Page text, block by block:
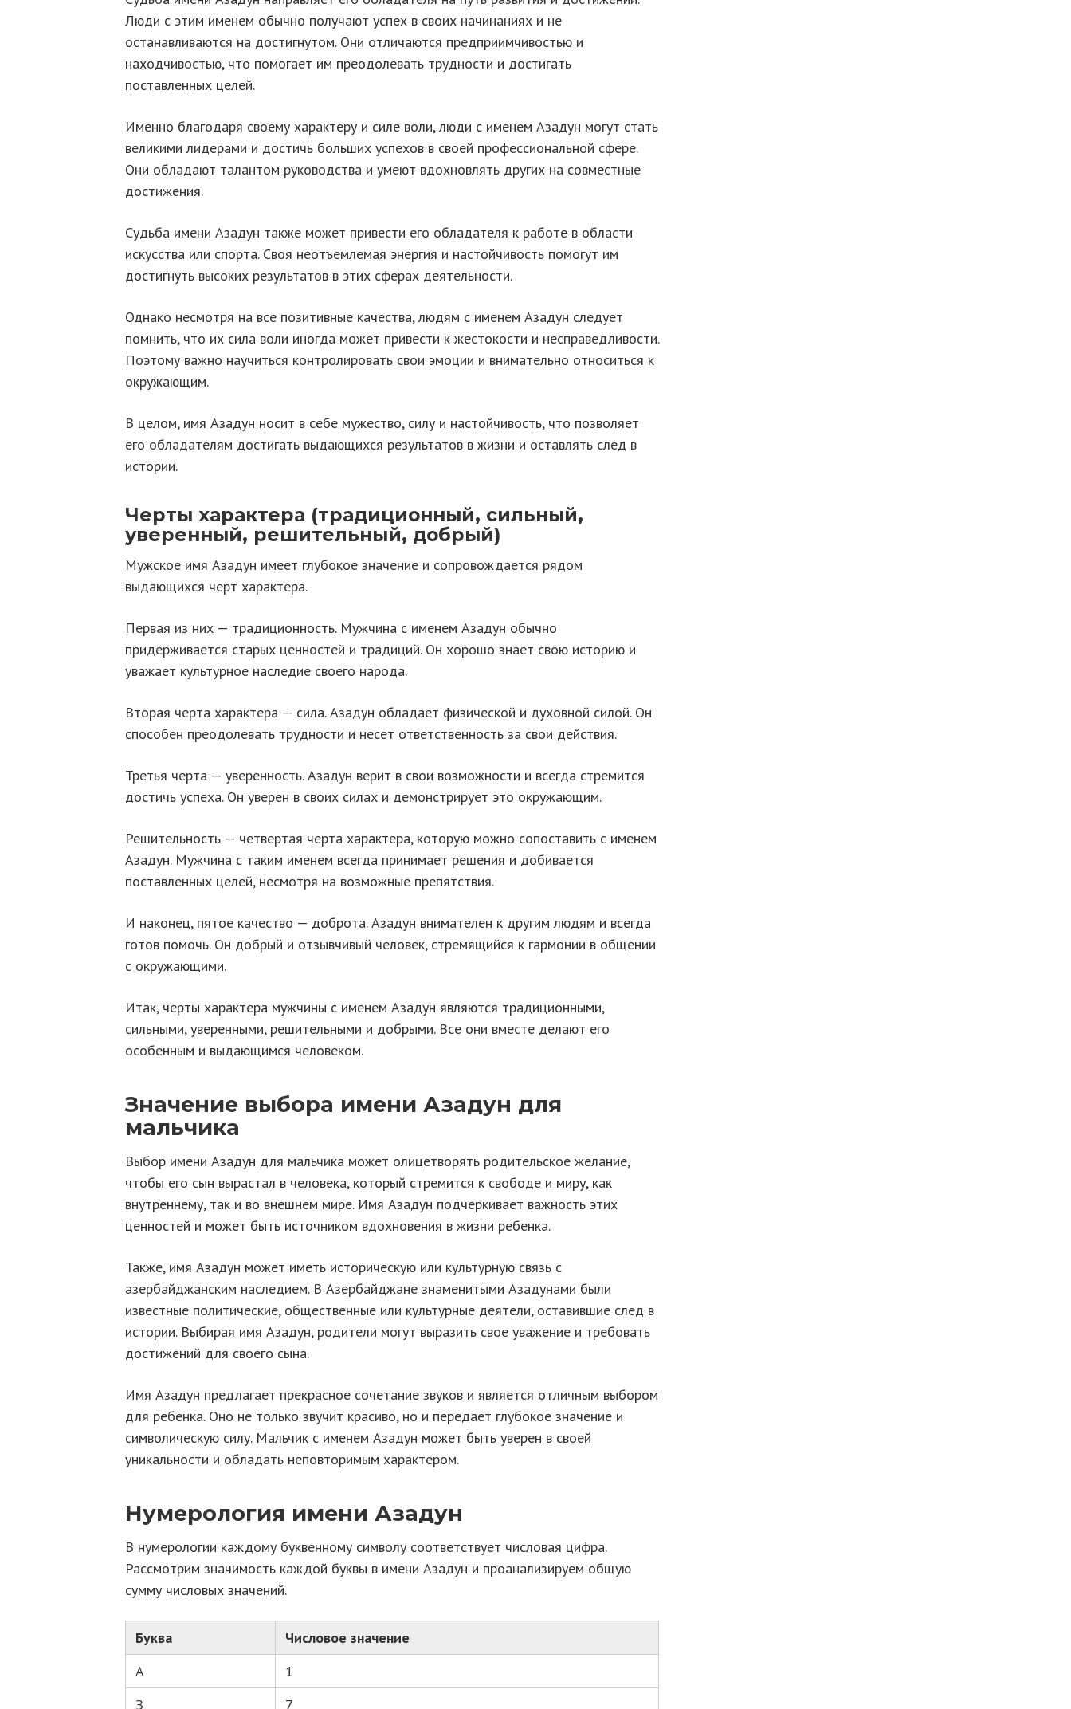
Люди с этим именем обычно получают успех в своих начинаниях и не
останавливаются на достигнутом. Они отличаются предприимчивостью и
находчивостью, что помогает им преодолевать трудности и достигать
поставленных целей.
Именно благодаря своему характеру и силе воли, люди с именем Азадун могут стать
великими лидерами и достичь больших успехов в своей профессиональной сфере.
Они обладают талантом руководства и умеют вдохновлять других на совместные
достижения.
Судьба имени Азадун также может привести его обладателя к работе в области
искусства или спорта. Своя неотъемлемая энергия и настойчивость помогут им
достигнуть высоких результатов в этих сферах деятельности.
Однако несмотря на все позитивные качества, людям с именем Азадун следует
помнить, что их сила воли иногда может привести к жестокости и несправедливости.
Поэтому важно научиться контролировать свои эмоции и внимательно относиться к
окружающим.
В целом, имя Азадун носит в себе мужество, силу и настойчивость, что позволяет
его обладателям достигать выдающихся результатов в жизни и оставлять след в
истории.
Черты характера (традиционный, сильный,
уверенный, решительный, добрый)
Мужское имя Азадун имеет глубокое значение и сопровождается рядом
выдающихся черт характера.
Первая из них — традиционность. Мужчина с именем Азадун обычно
придерживается старых ценностей и традиций. Он хорошо знает свою историю и
уважает культурное наследие своего народа.
Вторая черта характера — сила. Азадун обладает физической и духовной силой. Он
способен преодолевать трудности и несет ответственность за свои действия.
Третья черта — уверенность. Азадун верит в свои возможности и всегда стремится
достичь успеха. Он уверен в своих силах и демонстрирует это окружающим.
Решительность — четвертая черта характера, которую можно сопоставить с именем
Азадун. Мужчина с таким именем всегда принимает решения и добивается
поставленных целей, несмотря на возможные препятствия.
И наконец, пятое качество — доброта. Азадун внимателен к другим людям и всегда
готов помочь. Он добрый и отзывчивый человек, стремящийся к гармонии в общении
с окружающими.
Итак, черты характера мужчины с именем Азадун являются традиционными,
сильными, уверенными, решительными и добрыми. Все они вместе делают его
особенным и выдающимся человеком.
Значение выбора имени Азадун для
мальчика
Выбор имени Азадун для мальчика может олицетворять родительское желание,
чтобы его сын вырастал в человека, который стремится к свободе и миру, как
внутреннему, так и во внешнем мире. Имя Азадун подчеркивает важность этих
ценностей и может быть источником вдохновения в жизни ребенка.
Также, имя Азадун может иметь историческую или культурную связь с
азербайджанским наследием. В Азербайджане знаменитыми Азадунами были
известные политические, общественные или культурные деятели, оставившие след в
истории. Выбирая имя Азадун, родители могут выразить свое уважение и требовать
достижений для своего сына.
Имя Азадун предлагает прекрасное сочетание звуков и является отличным выбором
для ребенка. Оно не только звучит красиво, но и передает глубокое значение и
символическую силу. Мальчик с именем Азадун может быть уверен в своей
уникальности и обладать неповторимым характером.
Нумерология имени Азадун
В нумерологии каждому буквенному символу соответствует числовая цифра.
Рассмотрим значимость каждой буквы в имени Азадун и проанализируем общую
сумму числовых значений.
Буква
Числовое значение
А
1
З
7